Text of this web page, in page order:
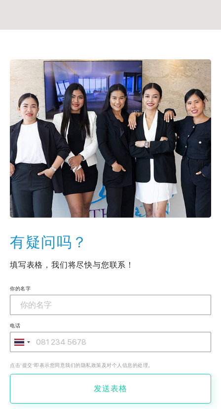
有疑问吗？
填写表格，我们将尽快与您联系！
你的名字
电话
点击‘提交’即表示您同意我们的隐私政策及对个人信息的处理。
发送表格